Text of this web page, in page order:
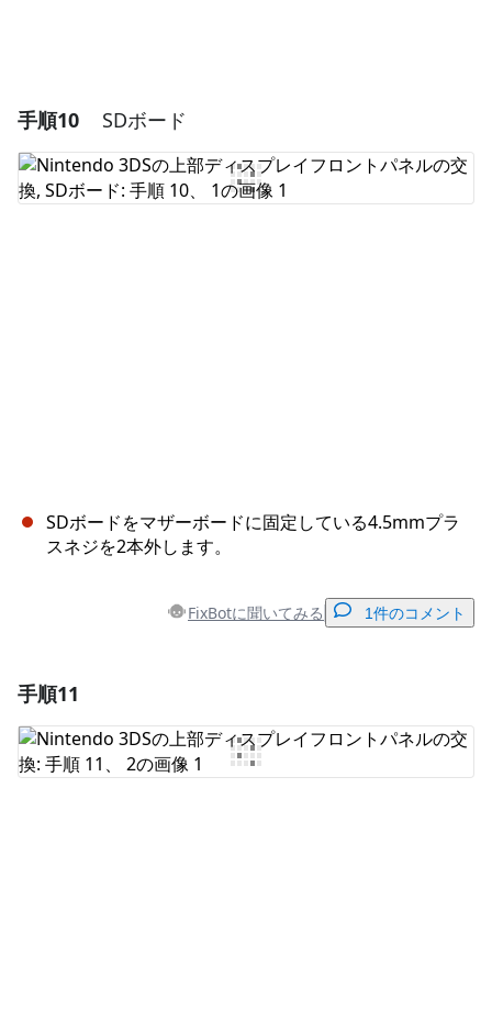
手順10 SDボード
SDボードをマザーボードに固定している4.5mmプラ
スネジを2本外します。
FixBotに聞いてみる 1件のコメント
コメントを追加
手順11